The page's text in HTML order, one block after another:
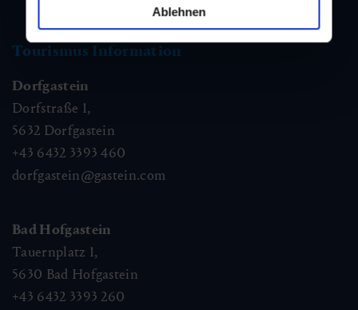
Ablehnen
Tourismus Information
Dorfgastein
Dorfstraße 1,
5632 Dorfgastein
+43 6432 3393 460
dorfgastein@gastein.com
Bad Hofgastein
Tauernplatz 1,
5630 Bad Hofgastein
+43 6432 3393 260